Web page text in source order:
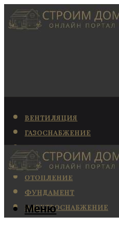
ВЕНТИЛЯЦИЯ
ГАЗОСНАБЖЕНИЕ
КАНАЛИЗАЦИЯ
КОНДИЦИОНИРОВАНИЕ
ОТОПЛЕНИЕ
ФУНДАМЕНТ
ЭЛЕКТРОСНАБЖЕНИЕ
Меню